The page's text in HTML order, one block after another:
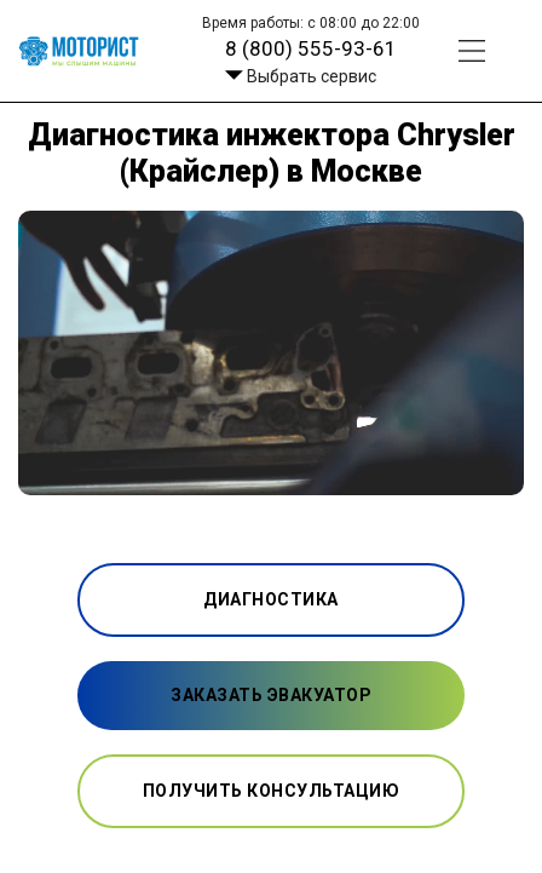
Время работы: с 08:00 до 22:00
8 (800) 555-93-61
Выбрать сервис
Диагностика инжектора Chrysler
(Крайслер) в Москве
ДИАГНОСТИКА
ЗАКАЗАТЬ ЭВАКУАТОР
ПОЛУЧИТЬ КОНСУЛЬТАЦИЮ